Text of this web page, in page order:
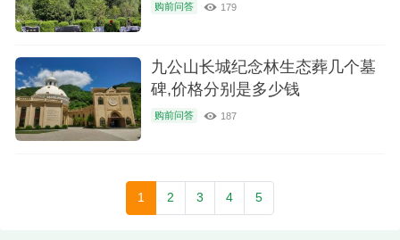
购前问答 179
九公山长城纪念林生态葬几个墓
碑,价格分别是多少钱
购前问答 187
1 2 3 4 5